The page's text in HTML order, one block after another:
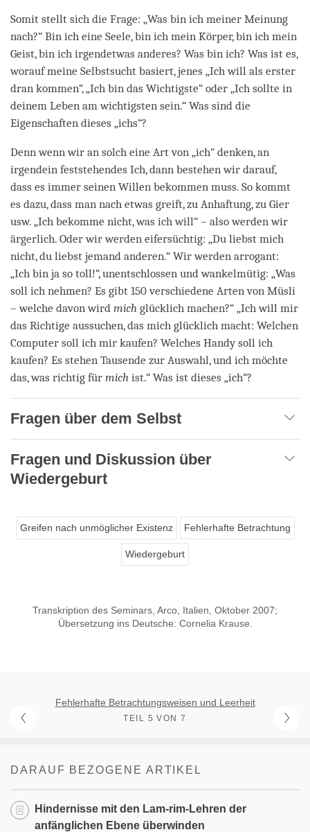
Somit stellt sich die Frage: „Was bin ich meiner Meinung
nach?“ Bin ich eine Seele, bin ich mein Körper, bin ich mein
Geist, bin ich irgendetwas anderes? Was bin ich? Was ist es,
worauf meine Selbstsucht basiert, jenes „Ich will als erster
dran kommen“, „Ich bin das Wichtigste“ oder „Ich sollte in
deinem Leben am wichtigsten sein.“ Was sind die
Eigenschaften dieses „ichs“?
Denn wenn wir an solch eine Art von „ich“ denken, an
irgendein feststehendes Ich, dann bestehen wir darauf,
dass es immer seinen Willen bekommen muss. So kommt
es dazu, dass man nach etwas greift, zu Anhaftung, zu Gier
usw. „Ich bekomme nicht, was ich will“ – also werden wir
ärgerlich. Oder wir werden eifersüchtig: „Du liebst mich
nicht, du liebst jemand anderen.“ Wir werden arrogant:
„Ich bin ja so toll!“, unentschlossen und wankelmütig: „Was
soll ich nehmen? Es gibt 150 verschiedene Arten von Müsli
– welche davon wird mich glücklich machen?“ „Ich will mir
das Richtige aussuchen, das mich glücklich macht: Welchen
Computer soll ich mir kaufen? Welches Handy soll ich
kaufen? Es stehen Tausende zur Auswahl, und ich möchte
das, was richtig für mich ist.“ Was ist dieses „ich“?
Fragen über dem Selbst
Fragen und Diskussion über
Wiedergeburt
Greifen nach unmöglicher Existenz Fehlerhafte Betrachtung
Wiedergeburt
Transkription des Seminars, Arco, Italien, Oktober 2007;
Übersetzung ins Deutsche: Cornelia Krause.
Fehlerhafte Betrachtungsweisen und Leerheit
TEIL 5 VON 7
DARAUF BEZOGENE ARTIKEL
Hindernisse mit den Lam-rim-Lehren der
anfänglichen Ebene überwinden